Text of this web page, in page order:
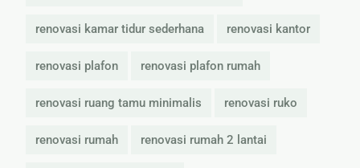
renovasi kamar tidur sederhana renovasi kantor
renovasi plafon renovasi plafon rumah
renovasi ruang tamu minimalis renovasi ruko
renovasi rumah renovasi rumah 2 lantai